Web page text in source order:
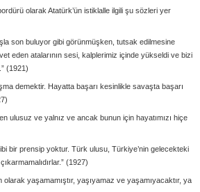
olarak Atatürk’ün istiklalle ilgili şu sözleri yer
son buluyor gibi görünmüşken, tutsak edilmesine
eden atalarının sesi, kalplerimiz içinde yükseldi ve bizi
(1921)
demektir. Hayatta başarı kesinlikle savaşta başarı
ulusuz ve yalnız ve ancak bunun için hayatımızı hiçe
bir prensip yoktur. Türk ulusu, Türkiye’nin gelecekteki
(1927)
olarak yaşamamıştır, yaşıyamaz ve yaşamıyacaktır, ya